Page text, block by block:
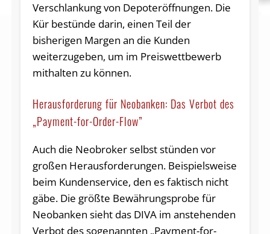
Verschlankung von Depoteröffnungen. Die
Kür bestünde darin, einen Teil der
bisherigen Margen an die Kunden
weiterzugeben, um im Preiswettbewerb
mithalten zu können.
Herausforderung für Neobanken: Das Verbot des
„Payment-for-Order-Flow”
Auch die Neobroker selbst stünden vor
großen Herausforderungen. Beispielsweise
beim Kundenservice, den es faktisch nicht
gäbe. Die größte Bewährungsprobe für
Neobanken sieht das DIVA im anstehenden
Verbot des sogenannten „Payment-for-